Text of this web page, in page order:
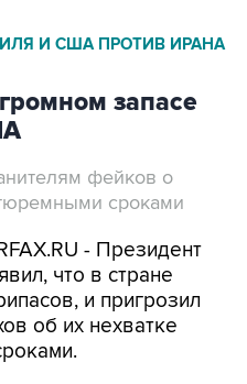
И США ПРОТИВ ИРАНА
запасе
фейков о
сроками
- Президент
что в стране
и пригрозил
об их нехватке